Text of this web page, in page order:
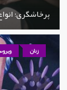
پرخاشگری؛
زنان